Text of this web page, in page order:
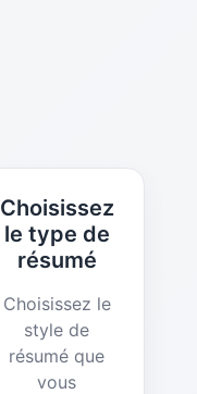
Choisissez
le type de
résumé
Choisissez le
style de
résumé que
vous